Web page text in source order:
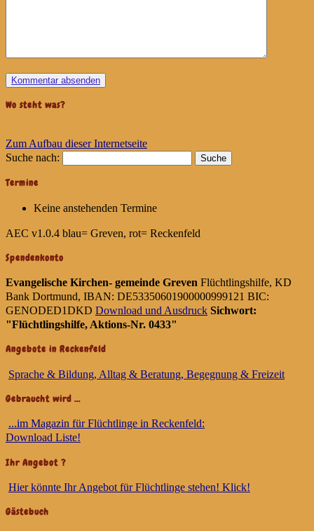
Wo steht was?
Zum Aufbau dieser Internetseite
Suche nach:
Termine
Keine anstehenden Termine
AEC v1.0.4 blau= Greven, rot= Reckenfeld
Spendenkonto
Evangelische Kirchen- gemeinde Greven Flüchtlingshilfe, KD
Bank Dortmund, IBAN: DE53350601900000999121 BIC:
GENODED1DKD Download und Ausdruck Sichwort:
"Flüchtlingshilfe, Aktions-Nr. 0433"
Angebote in Reckenfeld
Sprache & Bildung, Alltag & Beratung, Begegnung & Freizeit
Gebraucht wird …
...im Magazin für Flüchtlinge in Reckenfeld:
Download Liste!
Ihr Angebot ?
Hier könnte Ihr Angebot für Flüchtlinge stehen! Klick!
Gästebuch